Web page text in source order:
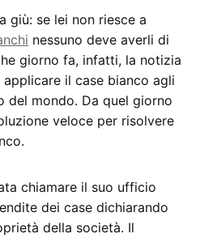
giù: se lei non riesce a
nessuno deve averli di
giorno fa, infatti, la notizia
applicare il case bianco agli
del mondo. Da quel giorno
veloce per risolvere
chiamare il suo ufficio
dei case dichiarando
della società. Il